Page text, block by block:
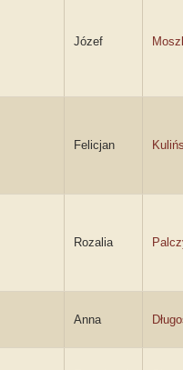
Józef
Felicjan
Rozalia
Anna